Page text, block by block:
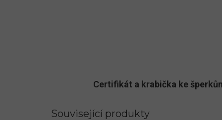
Certifikát a krabička ke
Související produkty